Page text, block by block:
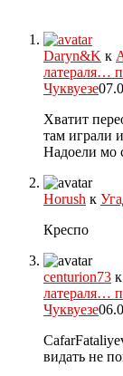
Daryn&K к
латераля…
Чуквуезе
Хватит
там играли
Надоели
Horush к
Креспо
centurion73 к
латераля…
Чуквуезе
видать не